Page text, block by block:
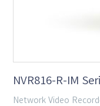
NVR816-R-IM
Network Video